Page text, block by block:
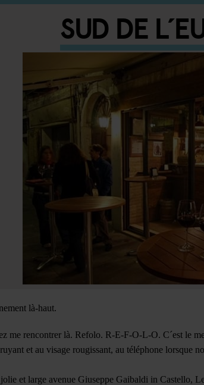
SUD DE
là-haut.
me rencontrer là. Refolo. R-E-F-O-L-O. C´est le
et au visage rougissant, au téléphone lorsque
et large avenue Giuseppe Gaibaldi in Castello,